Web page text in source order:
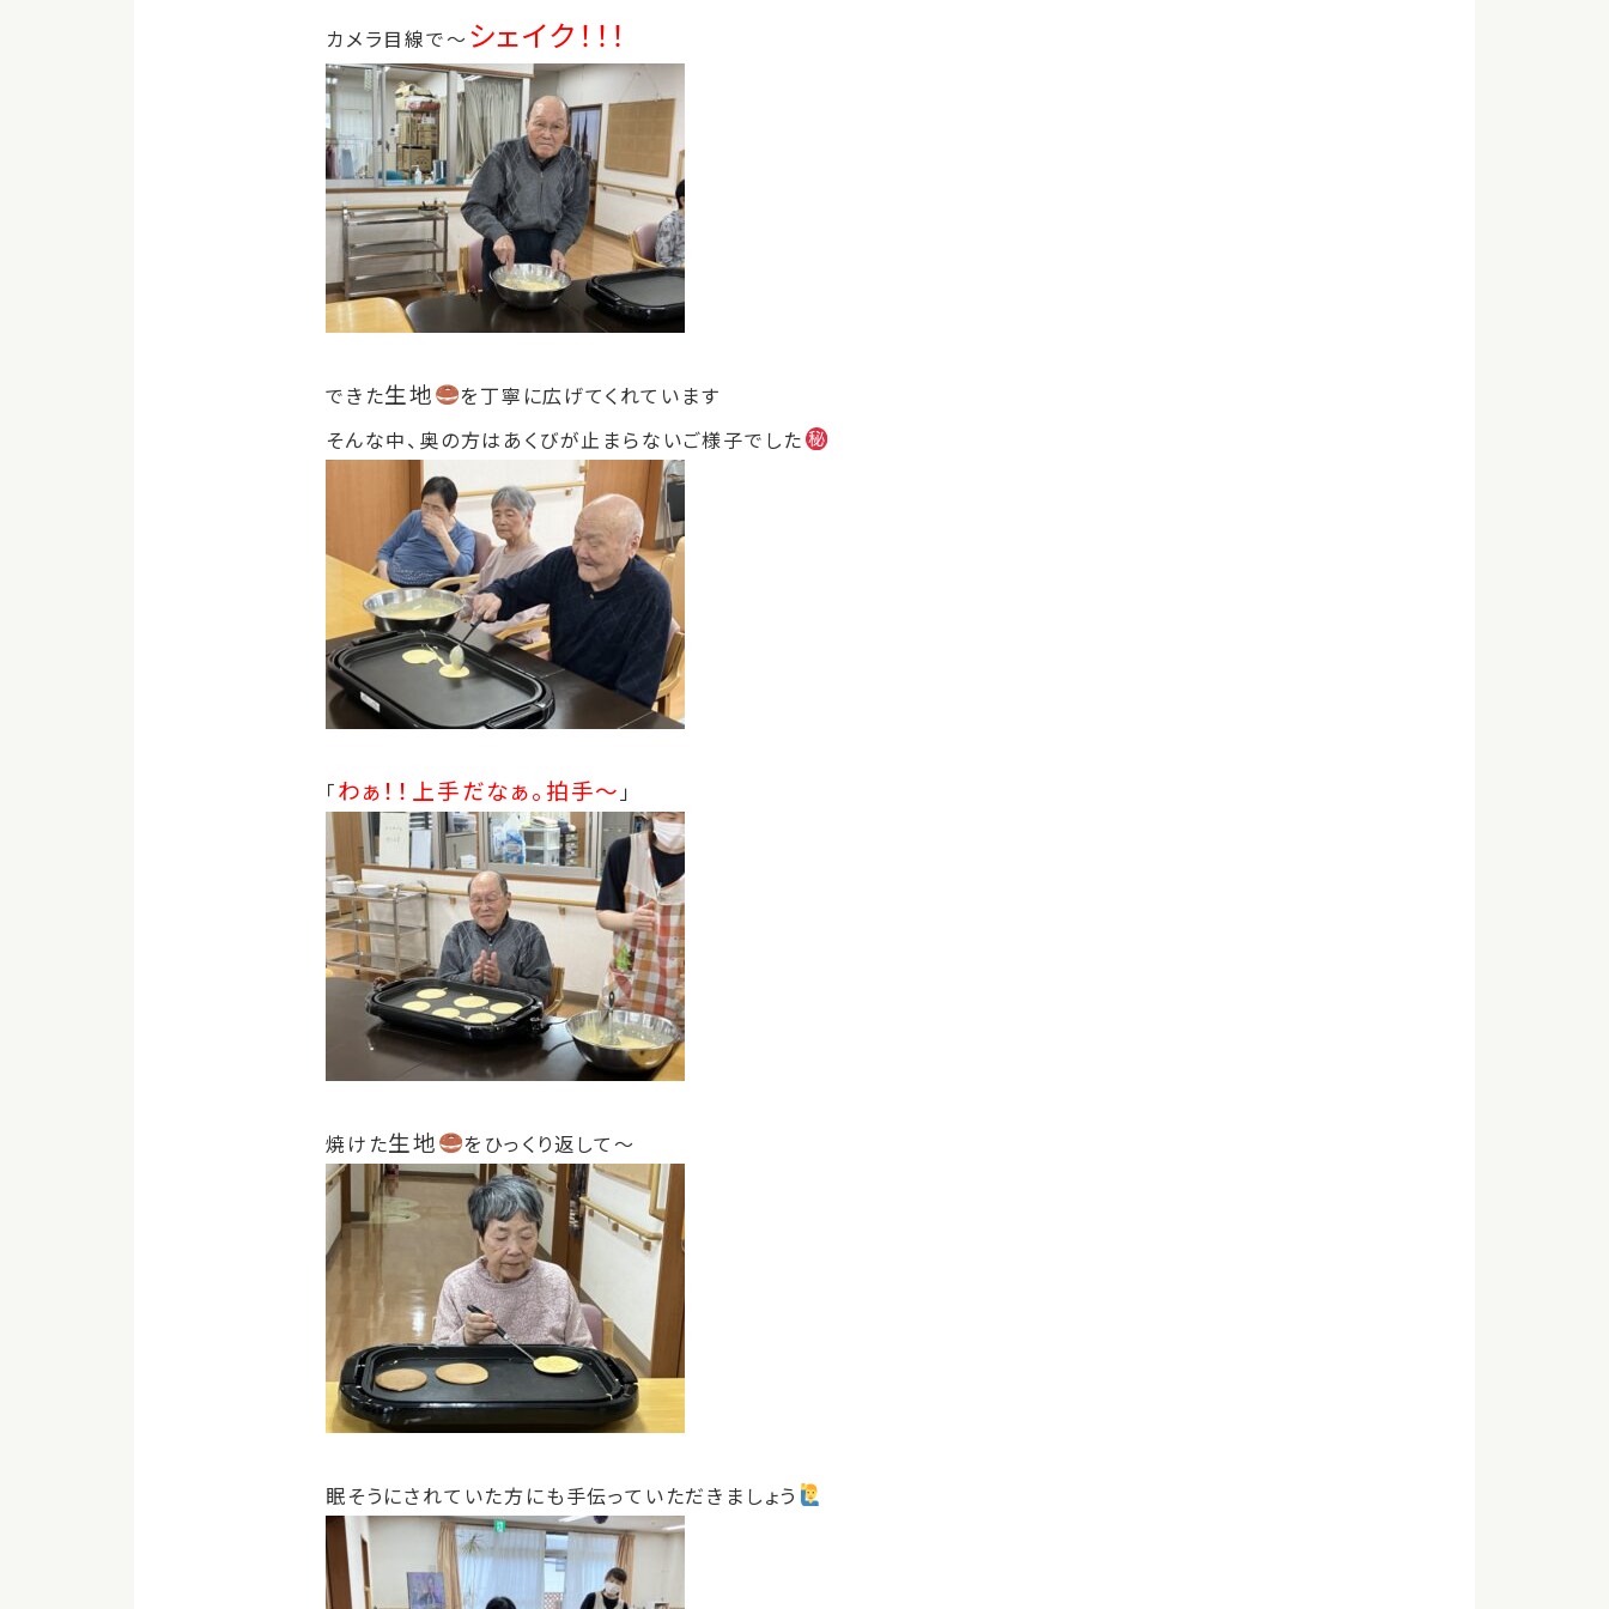
カメラ目線で～ シェイク！！！
できた生地
を丁寧に広げてくれています
そんな中、奥の方はあくびが止まらないご様子でした
「わぁ！！上手だなぁ。拍手～ 」
焼けた生地 をひっくり返して～
眠そうにされていた方にも手伝っていただきましょう